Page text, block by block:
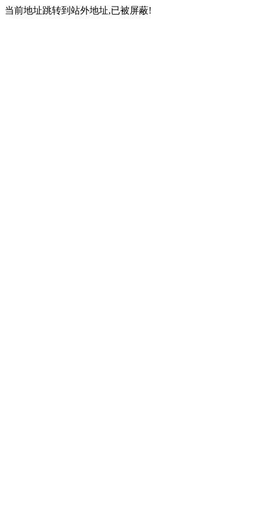
当前地址跳转到站外地址,已被屏蔽!